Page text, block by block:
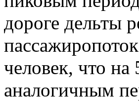
дороге дельты
человек, что
аналогичным